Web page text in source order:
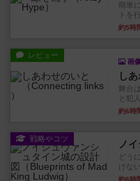
簡単
トを
約5時
レビュー
画
し
舞台
と犯
約6時
戦略やコツ ノ
どう
けな